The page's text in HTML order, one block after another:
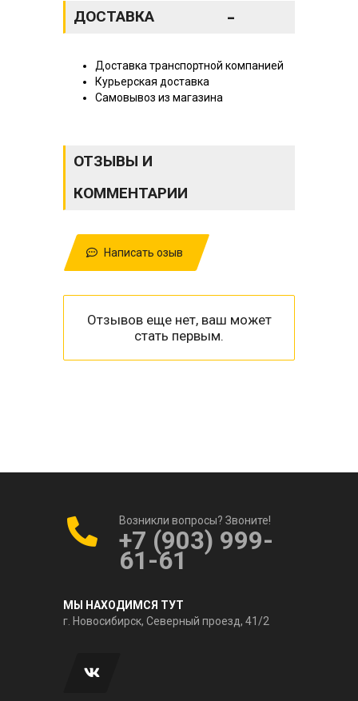
ДОСТАВКА -
Доставка транспортной компанией
Курьерская доставка
Самовывоз из магазина
ОТЗЫВЫ И
КОММЕНТАРИИ
Написать озыв
Отзывов еще нет, ваш может
стать первым.
Возникли вопросы? Звоните!
+7 (903) 999-
61-61
МЫ НАХОДИМСЯ ТУТ
г. Новосибирск, Северный проезд, 41/2